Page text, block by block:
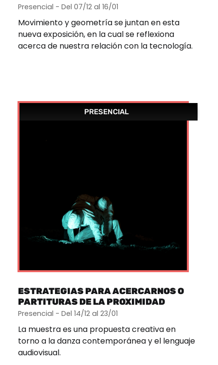
Presencial - Del 07/12 al 16/01
Movimiento y geometría se juntan en esta
nueva exposición, en la cual se reflexiona
acerca de nuestra relación con la tecnología.
PRESENCIAL
ESTRATEGIAS PARA ACERCARNOS O
PARTITURAS DE LA PROXIMIDAD
Presencial - Del 14/12 al 23/01
La muestra es una propuesta creativa en
torno a la danza contemporánea y el lenguaje
audiovisual.